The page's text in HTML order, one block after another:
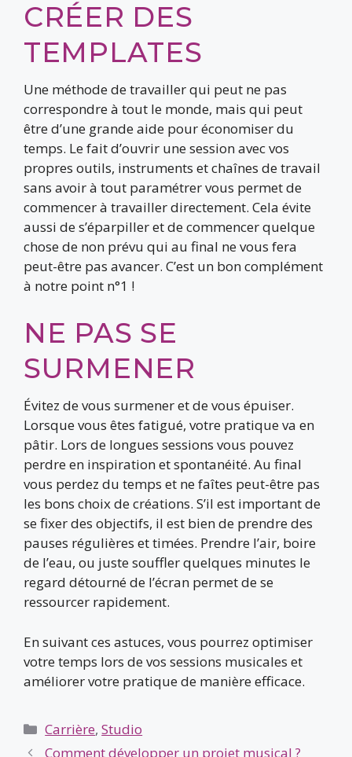
CRÉER DES
TEMPLATES
Une méthode de travailler qui peut ne pas
correspondre à tout le monde, mais qui peut
être d’une grande aide pour économiser du
temps. Le fait d’ouvrir une session avec vos
propres outils, instruments et chaînes de travail
sans avoir à tout paramétrer vous permet de
commencer à travailler directement. Cela évite
aussi de s’éparpiller et de commencer quelque
chose de non prévu qui au final ne vous fera
peut-être pas avancer. C’est un bon complément
à notre point n°1 !
NE PAS SE
SURMENER
Évitez de vous surmener et de vous épuiser.
Lorsque vous êtes fatigué, votre pratique va en
pâtir. Lors de longues sessions vous pouvez
perdre en inspiration et spontanéité. Au final
vous perdez du temps et ne faîtes peut-être pas
les bons choix de créations. S’il est important de
se fixer des objectifs, il est bien de prendre des
pauses régulières et timées. Prendre l’air, boire
de l’eau, ou juste souffler quelques minutes le
regard détourné de l’écran permet de se
ressourcer rapidement.
En suivant ces astuces, vous pourrez optimiser
votre temps lors de vos sessions musicales et
améliorer votre pratique de manière efficace.
Catégories
Carrière,Studio
Comment développer un projet musical ?